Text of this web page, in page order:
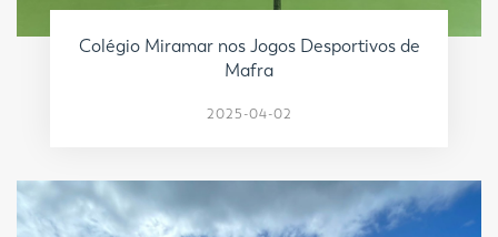
Colégio Miramar nos Jogos Desportivos de
Mafra
2025-04-02